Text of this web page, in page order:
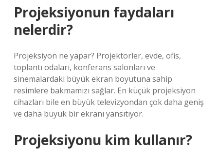
Projeksiyonun faydaları
nelerdir?
Projeksiyon ne yapar? Projektörler, evde, ofis,
toplantı odaları, konferans salonları ve
sinemalardaki büyük ekran boyutuna sahip
resimlere bakmamızı sağlar. En küçük projeksiyon
cihazları bile en büyük televizyondan çok daha geniş
ve daha büyük bir ekranı yansıtıyor.
Projeksiyonu kim kullanır?